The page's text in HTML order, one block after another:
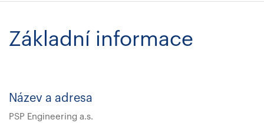
Základní informace
Název a adresa
PSP Engineering a.s.